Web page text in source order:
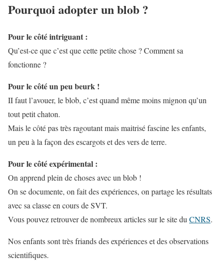
Pourquoi adopter un blob ?
Pour le côté intriguant :
Qu’est-ce que c’est que cette petite chose ? Comment sa
fonctionne ?
Pour le côté un peu beurk !
II faut l’avouer, le blob, c’est quand même moins mignon qu’un
tout petit chaton.
Mais le côté pas très ragoutant mais maitrisé fascine les enfants,
un peu à la façon des escargots et des vers de terre.
Pour le côté expérimental :
On apprend plein de choses avec un blob !
On se documente, on fait des expériences, on partage les résultats
avec sa classe en cours de SVT.
Vous pouvez retrouver de nombreux articles sur le site du CNRS.
Nos enfants sont très friands des expériences et des observations
scientifiques.